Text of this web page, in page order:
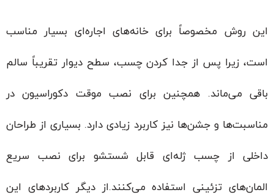
این روش مخصوصاً برای خانه‌های اجاره‌ای بسیار مناسب
است، زیرا پس از جدا کردن چسب، سطح دیوار تقریباً سالم
باقی می‌ماند. همچنین برای نصب موقت دکوراسیون در
مناسبت‌ها و جشن‌ها نیز کاربرد زیادی دارد. بسیاری از طراحان
داخلی از چسب ژله‌ای قابل شستشو برای نصب سریع
المان‌های تزئینی استفاده می‌کنند.از دیگر کاربردهای این